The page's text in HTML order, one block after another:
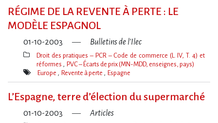
RÉGIME DE LA REVENTE À PERTE : LE
MODÈLE ESPAGNOL
01-10-2003 Bulletins de l'Ilec
Thèmes(s)
Droit des pratiques – PCR – Code de commerce (L. IV, T. 4) et
réformes
PVC – Écarts de prix (MN-MDD, enseignes, pays)
Mot(s)-
Europe Revente à perte Espagne
L’Espagne, terre d’élection du supermarché
01-10-2003 Articles